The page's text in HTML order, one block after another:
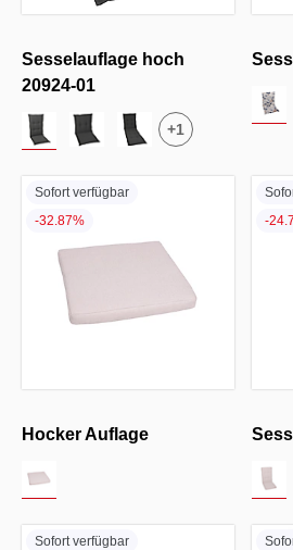
Sesselauflage hoch
20924-01
+1
Sofort verfügbar
-32.87%
Hocker Auflage
-
Sofort verfügbar